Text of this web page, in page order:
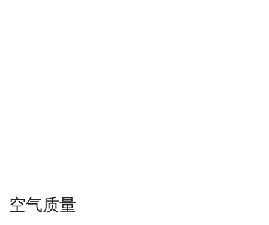
空气质量